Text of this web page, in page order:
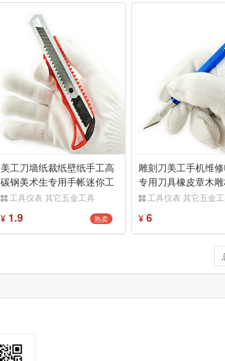
美工刀墙纸裁纸壁纸手工高
碳钢美术生专用手帐迷你工
具刀子拆快递
工具仪表 其它五金工具
¥ 1.9 热卖
雕刻刀美工手机维
专用刀具橡皮章木
刀手工微雕
工具仪表 其它五金
¥6